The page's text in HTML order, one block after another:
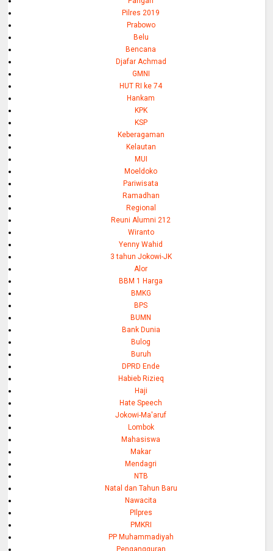
Pilres 2019
Prabowo
Belu
Bencana
Djafar Achmad
GMNI
HUT RI ke 74
Hankam
KPK
KSP
Keberagaman
Kelautan
MUI
Moeldoko
Pariwisata
Ramadhan
Regional
Reuni Alumni 212
Wiranto
Yenny Wahid
3 tahun Jokowi-JK
Alor
BBM 1 Harga
BMKG
BPS
BUMN
Bank Dunia
Bulog
Buruh
DPRD Ende
Habieb Rizieq
Haji
Hate Speech
Jokowi-Ma'aruf
Lombok
Mahasiswa
Makar
Mendagri
NTB
Natal dan Tahun Baru
Nawacita
PIlpres
PMKRI
PP Muhammadiyah